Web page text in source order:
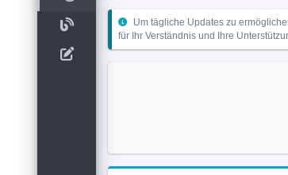
Um tägliche Updates zu
für Ihr Verständnis und Ihre